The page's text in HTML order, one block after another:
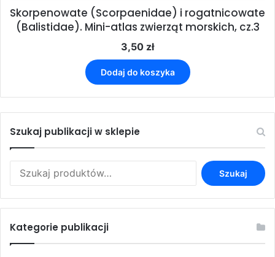
Skorpenowate (Scorpaenidae) i rogatnicowate
(Balistidae). Mini-atlas zwierząt morskich, cz.3
3,50 zł
Dodaj do koszyka
Szukaj publikacji w sklepie
Szukaj
Kategorie publikacji